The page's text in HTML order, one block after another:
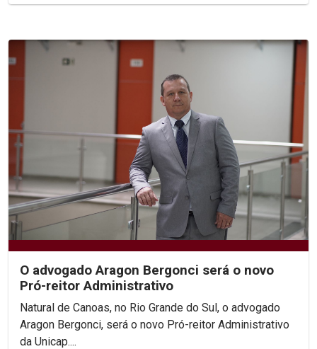
O advogado Aragon Bergonci será o novo
Pró-reitor Administrativo
Natural de Canoas, no Rio Grande do Sul, o advogado
Aragon Bergonci, será o novo Pró-reitor Administrativo
da Unicap....